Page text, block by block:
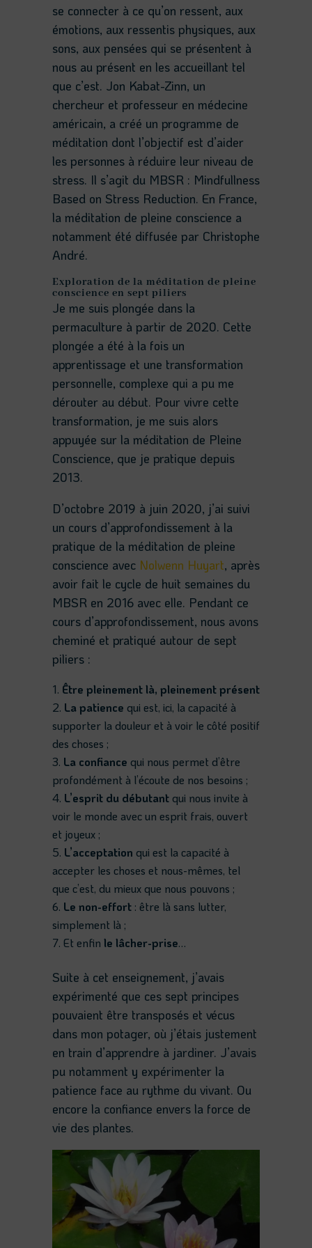
se connecter à ce qu’on ressent, aux
émotions, aux ressentis physiques, aux
sons, aux pensées qui se présentent à
nous au présent en les accueillant tel
que c’est. Jon Kabat-Zinn, un
chercheur et professeur en médecine
américain, a créé un programme de
méditation dont l’objectif est d’aider
les personnes à réduire leur niveau de
stress. Il s’agit du MBSR : Mindfullness
Based on Stress Reduction. En France,
la méditation de pleine conscience a
notamment été diffusée par Christophe
André.
Exploration de la méditation de pleine
conscience en sept piliers
Je me suis plongée dans la
permaculture à partir de 2020. Cette
plongée a été à la fois un
apprentissage et une transformation
personnelle, complexe qui a pu me
dérouter au début. Pour vivre cette
transformation, je me suis alors
appuyée sur la méditation de Pleine
Conscience, que je pratique depuis
2013.
D’octobre 2019 à juin 2020, j’ai suivi
un cours d’approfondissement à la
pratique de la méditation de pleine
conscience avec Nolwenn Huyart, après
avoir fait le cycle de huit semaines du
MBSR en 2016 avec elle. Pendant ce
cours d’approfondissement, nous avons
cheminé et pratiqué autour de sept
piliers :
Être pleinement là, pleinement présent
La patience qui est, ici, la capacité à
supporter la douleur et à voir le côté positif
des choses ;
La confiance qui nous permet d’être
profondément à l’écoute de nos besoins ;
L’esprit du débutantqui nous invite à
voir le monde avec un esprit frais, ouvert
et joyeux ;
L’acceptation qui est la capacité à
accepter les choses et nous-mêmes, tel
que c’est, du mieux que nous pouvons ;
Le non-effort: être là sans lutter,
simplement là ;
Et enfin le lâcher-prise…
Suite à cet enseignement, j’avais
expérimenté que ces sept principes
pouvaient être transposés et vécus
dans mon potager, où j’étais justement
en train d’apprendre à jardiner. J’avais
pu notamment y expérimenter la
patience face au rythme du vivant. Ou
encore la confiance envers la force de
vie des plantes.